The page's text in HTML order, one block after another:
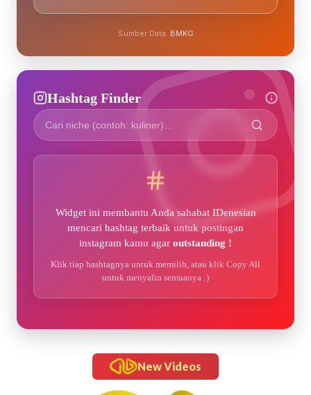
Sumber Data: BMKG
Hashtag Finder
Widget ini membantu Anda sahabat IDenesian
mencari hashtag terbaik untuk postingan
instagram kamu agar outstanding !
Klik tiap hashtagnya untuk memilih, atau klik Copy All
untuk menyalin semuanya :)
New Videos